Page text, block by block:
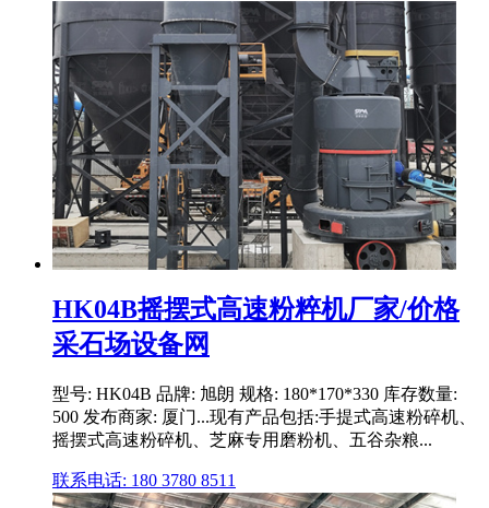
HK04B摇摆式高速粉粹机厂家/价格
采石场设备网
型号: HK04B 品牌: 旭朗 规格: 180*170*330 库存数量:
500 发布商家: 厦门...现有产品包括:手提式高速粉碎机、
摇摆式高速粉碎机、芝麻专用磨粉机、五谷杂粮...
联系电话: 180 3780 8511